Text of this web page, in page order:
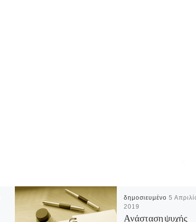
δημοσιευμένο 5
2019
Ανάσταση ψυχής